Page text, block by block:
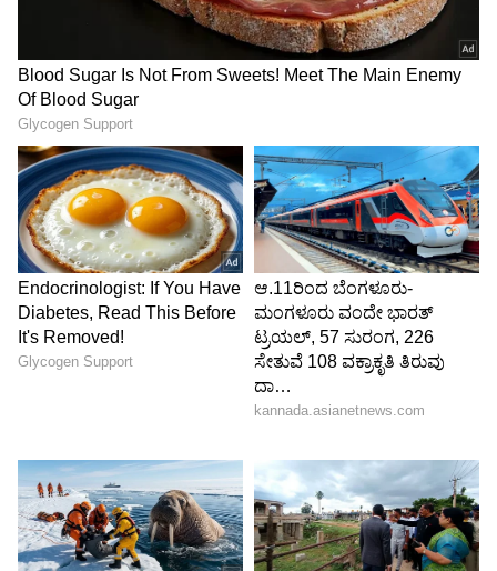
4
Image Credit :Instagram / Yogyatra With Shashi
ವಿಭಿನ್ನ ಪ್ರತಿಕ್ರಿಯೆಗಳು
ಶಶಿ ಪ್ರಭಾ ಪೋಸ್ಟ್ ಮಾಡಿದ ಯೋಗ ವಿಡಿಯೋಗಳಿಗೆ
ನೆಟ್ಟಿಗರಿಂದ ವಿಭಿನ್ನ ಪ್ರತಿಕ್ರಿಯೆಗಳು ವ್ಯಕ್ತವಾಗಿವೆ. ಅನೇಕರು
ಅವರ ಪ್ರಯತ್ನವನ್ನು ಬೆಂಬಲಿಸಿದ್ದಾರೆ. ಇನ್ನು ಕೆಲವರು,
ಗರ್ಭಾವಸ್ಥೆಯಲ್ಲಿ ಇಂತಹ ಸಾಹಸ ಮಾಡುವುದು ಮಗುವಿನ
ಆರೋಗ್ಯಕ್ಕೆ ಅಪಾಯಕಾರಿ ಎಂದು ಕಮೆಂಟ್ ಮಾಡಿದ್ದಾರೆ.
ಮತ್ತೆ ಕೆಲವರು ಇದೊಂದು ಪಬ್ಲಿಸಿಟಿ ಸ್ಟಂಟ್ ಅಷ್ಟೇ ಎಂದು
ಟೀಕಿಸಿದ್ದಾರೆ. ‘ಇಂತಹ ಯೋಗಾಸನಗಳನ್ನು ಮಾಡಬೇಡ